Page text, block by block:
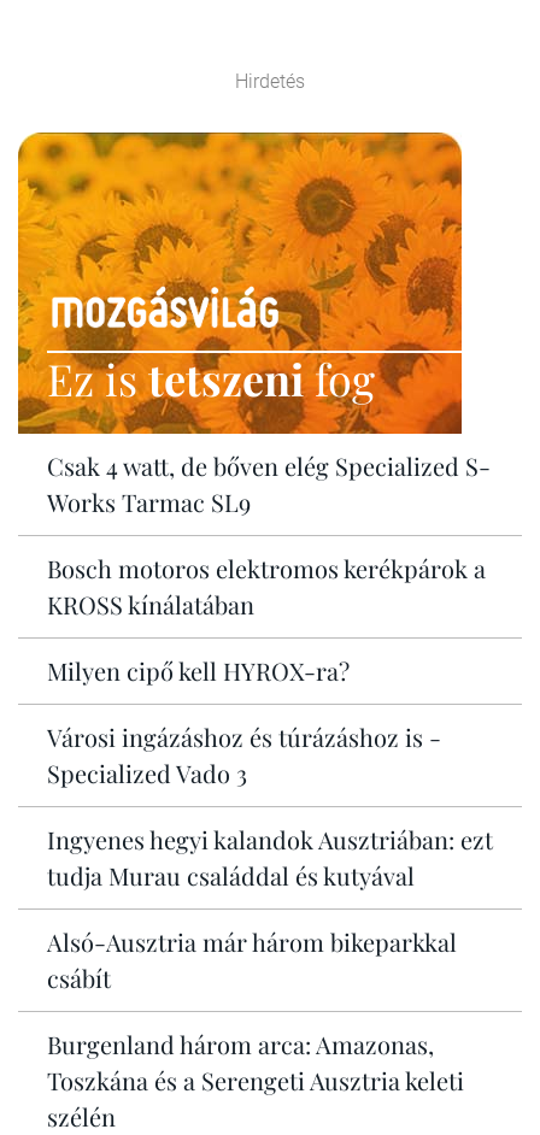
Hirdetés
Ez istetszenifog
Csak 4 watt, de bőven elég Specialized S-
Works Tarmac SL9
Bosch motoros elektromos kerékpárok a
KROSS kínálatában
Milyen cipő kell HYROX-ra?
Városi ingázáshoz és túrázáshoz is -
Specialized Vado 3
Ingyenes hegyi kalandok Ausztriában: ezt
tudja Murau családdal és kutyával
Alsó-Ausztria már három bikeparkkal
csábít
Burgenland három arca: Amazonas,
Toszkána és a Serengeti Ausztria keleti
szélén